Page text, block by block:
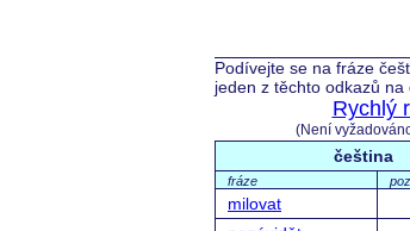
Podívejte se na fráze
jeden z těchto odkazů na
Rychlý
(Není
čeština
fráze
milovat